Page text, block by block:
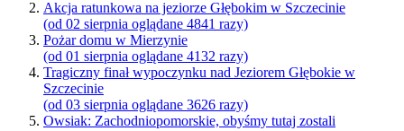
Akcja ratunkowa na jeziorze Głębokim w Szczecinie
(od 02 sierpnia oglądane 4841 razy)
Pożar domu w Mierzynie
(od 01 sierpnia oglądane 4132 razy)
Tragiczny finał wypoczynku nad Jeziorem Głębokie w
Szczecinie
(od 03 sierpnia oglądane 3626 razy)
Owsiak: Zachodniopomorskie, obyśmy tutaj zostali